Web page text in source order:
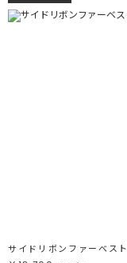
サイドリボンファーベスト